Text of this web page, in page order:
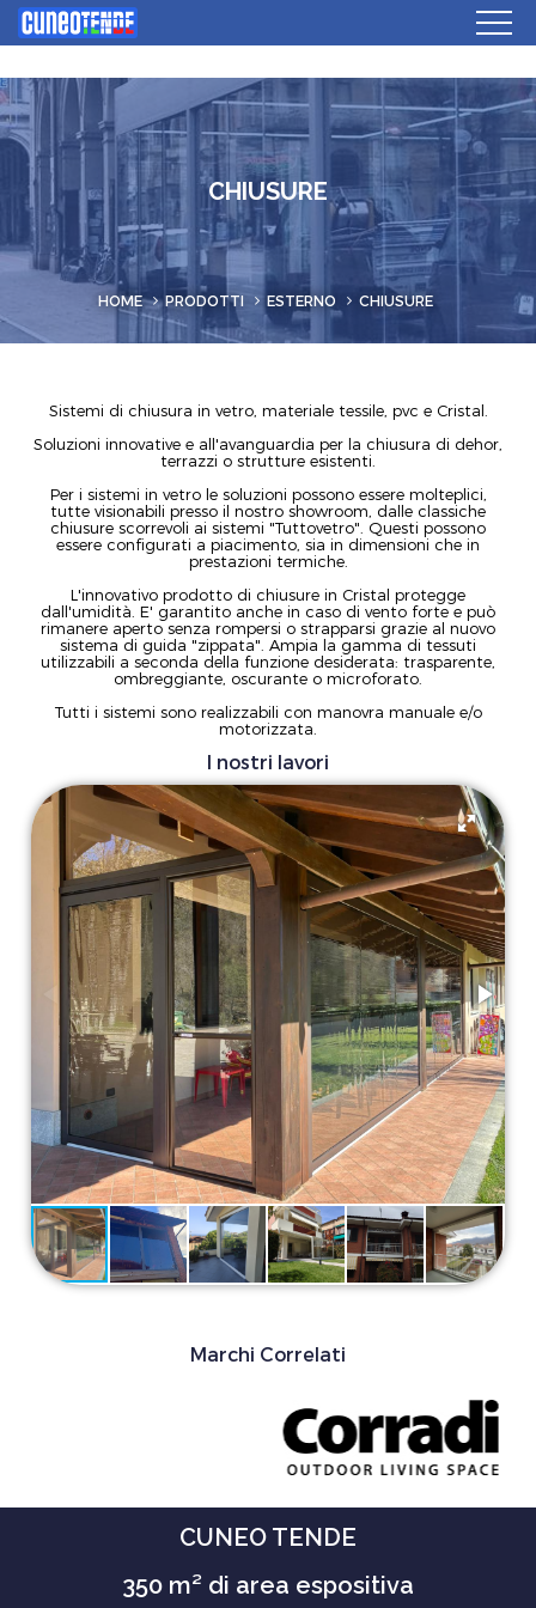
CHIUSURE
HOME PRODOTTI ESTERNO CHIUSURE
Sistemi di chiusura in vetro, materiale tessile, pvc e Cristal.
Soluzioni innovative e all'avanguardia per la chiusura di dehor,
terrazzi o strutture esistenti.
Per i sistemi in vetro le soluzioni possono essere molteplici,
tutte visionabili presso il nostro showroom, dalle classiche
chiusure scorrevoli ai sistemi "Tuttovetro". Questi possono
essere configurati a piacimento, sia in dimensioni che in
prestazioni termiche.
L'innovativo prodotto di chiusure in Cristal protegge
dall'umidità. E' garantito anche in caso di vento forte e può
rimanere aperto senza rompersi o strapparsi grazie al nuovo
sistema di guida "zippata". Ampia la gamma di tessuti
utilizzabili a seconda della funzione desiderata: trasparente,
ombreggiante, oscurante o microforato.
Tutti i sistemi sono realizzabili con manovra manuale e/o
motorizzata.
I nostri lavori
Marchi Correlati
CUNEO TENDE
350 m² di area espositiva